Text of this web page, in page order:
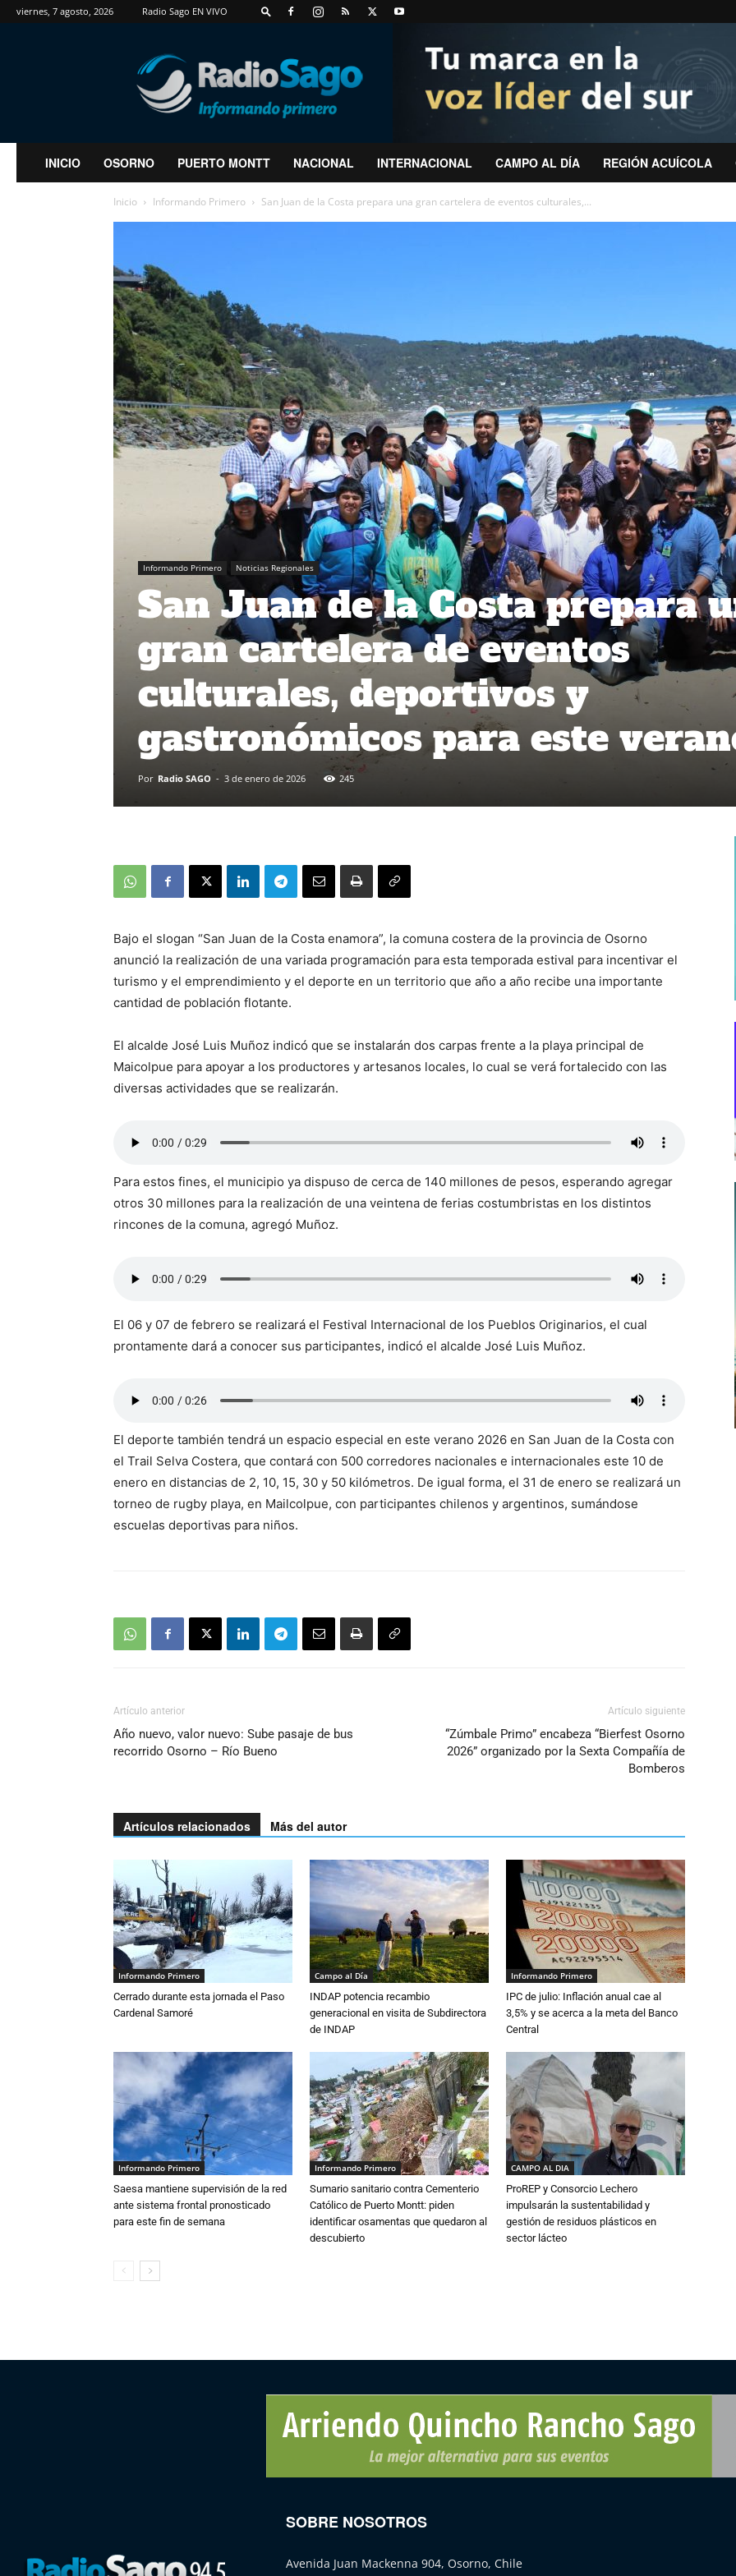
viernes, 7 agosto, 2026 Radio Sago EN VIVO
RadioSago
INICIO OSORNO PUERTO MONTT NACIONAL INTERNACIONAL CAMPO AL DÍA REGIÓN ACUÍCOLA
Inicio Informando Primero San Juan de la Costa prepara una gran cartelera de eventos culturales,...
Informando Primero Noticias Regionales
San Juan de la Costa prepara
gran cartelera de eventos
culturales, deportivos y
gastronómicos para este
Por Radio SAGO - 3 de enero de 2026 245
Bajo el slogan “San Juan de la Costa enamora”, la comuna costera de la provincia de Osorno
anunció la realización de una variada programación para esta temporada estival para incentivar el
turismo y el emprendimiento y el deporte en un territorio que año a año recibe una importante
cantidad de población flotante.
El alcalde José Luis Muñoz indicó que se instalarán dos carpas frente a la playa principal de
Maicolpue para apoyar a los productores y artesanos locales, lo cual se verá fortalecido con las
diversas actividades que se realizarán.
Para estos fines, el municipio ya dispuso de cerca de 140 millones de pesos, esperando agregar
otros 30 millones para la realización de una veintena de ferias costumbristas en los distintos
rincones de la comuna, agregó Muñoz.
El 06 y 07 de febrero se realizará el Festival Internacional de los Pueblos Originarios, el cual
prontamente dará a conocer sus participantes, indicó el alcalde José Luis Muñoz.
El deporte también tendrá un espacio especial en este verano 2026 en San Juan de la Costa con
el Trail Selva Costera, que contará con 500 corredores nacionales e internacionales este 10 de
enero en distancias de 2, 10, 15, 30 y 50 kilómetros. De igual forma, el 31 de enero se realizará un
torneo de rugby playa, en Mailcolpue, con participantes chilenos y argentinos, sumándose
escuelas deportivas para niños.
Artículo anterior
Año nuevo, valor nuevo: Sube pasaje de bus
recorrido Osorno – Río Bueno
Artículo siguiente
“Zúmbale Primo” encabeza “Bierfest Osorno
2026” organizado por la Sexta Compañía de
Bomberos
Artículos relacionados Más del autor
Informando Primero
Cerrado durante esta jornada el Paso
Cardenal Samoré
Campo al Día
INDAP potencia recambio
generacional en visita de Subdirectora
de INDAP
Informando Primero
IPC de julio: Inflación anual cae al
3,5% y se acerca a la meta del Banco
Central
Informando Primero
Saesa mantiene supervisión de la red
ante sistema frontal pronosticado
para este fin de semana
Informando Primero
Sumario sanitario contra Cementerio
Católico de Puerto Montt: piden
identificar osamentas que quedaron al
descubierto
CAMPO AL DIA
ProREP y Consorcio Lechero
impulsarán la sustentabilidad y
gestión de residuos plásticos en
sector lácteo
SOBRE NOSOTROS
Avenida Juan Mackenna 904, Osorno, Chile